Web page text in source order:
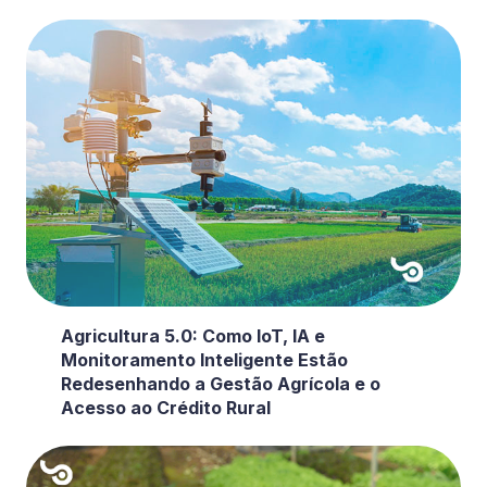
Agricultura 5.0: Como IoT, IA e
Monitoramento Inteligente Estão
Redesenhando a Gestão Agrícola e o
Acesso ao Crédito Rural